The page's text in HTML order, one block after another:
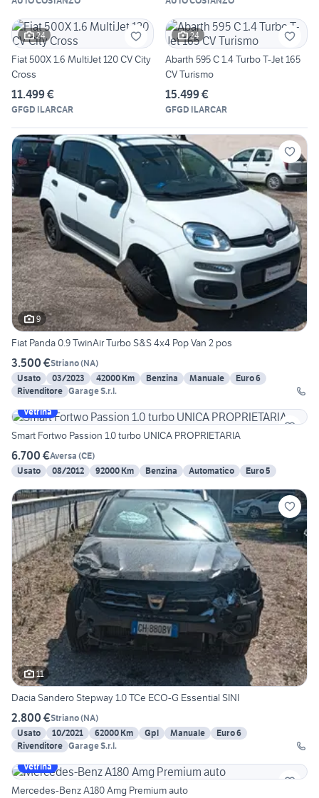
24
Fiat 500X 1.6 MultiJet 120 CV City
Cross
11.499 €
GFGD ILARCAR
24
Abarth 595 C 1.4 Turbo T-Jet 165
CV Turismo
15.499 €
GFGD ILARCAR
9
Fiat Panda 0.9 TwinAir Turbo S&S 4x4 Pop Van 2 pos
3.500 €Striano(NA)
Usato
03/2023 42000 Km Benzina Manuale
Euro 6
Rivenditore Garage S.r.l.
Vetrina
Smart Fortwo Passion 1.0 turbo UNICA PROPRIETARIA
6.700 €Aversa (CE)
Usato
08/2012 92000 Km Benzina Automatico Euro 5
11
Dacia Sandero Stepway 1.0 TCe ECO-G Essential SINI
2.800 €Striano(NA)
Usato
10/2021 62000 Km Gpl Manuale
Euro 6
Rivenditore Garage S.r.l.
Vetrina
Mercedes-Benz A180 Amg Premium auto